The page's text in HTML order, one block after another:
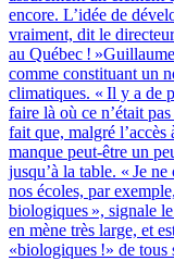
encore. L’idée de
vraiment, dit le
au Québec !
comme constituant un
climatiques. « Il y a de
faire là où ce n’était
fait que, malgré
manque peut-être un
jusqu’à la table. « Je
nos écoles, par
biologiques », signale
en mène très large, et
«biologiques !» de